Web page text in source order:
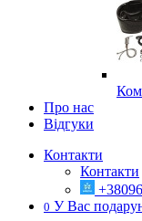
Про нас
Відгуки
Контакти
Контакти
0 У Вас